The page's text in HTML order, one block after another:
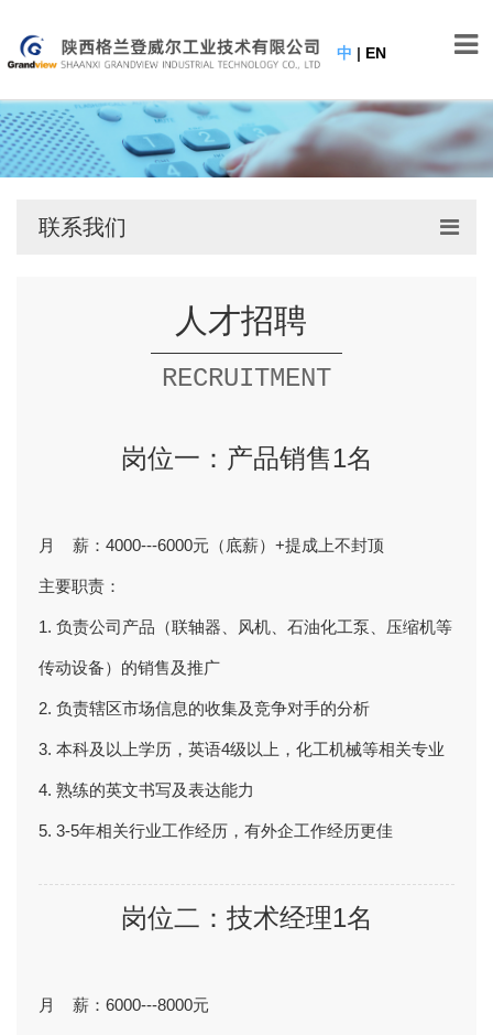
中 | EN
联系我们
人才招聘
RECRUITMENT
岗位一：产品销售1名
月 薪：4000---6000元（底薪）+提成上不封顶
主要职责：
1. 负责公司产品（联轴器、风机、石油化工泵、压缩机等
传动设备）的销售及推广
2. 负责辖区市场信息的收集及竞争对手的分析
3. 本科及以上学历，英语4级以上，化工机械等相关专业
4. 熟练的英文书写及表达能力
5. 3-5年相关行业工作经历，有外企工作经历更佳
岗位二：技术经理1名
月 薪：6000---8000元